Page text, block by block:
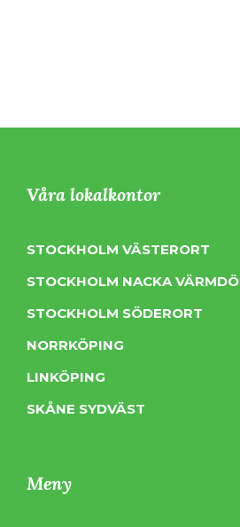
Våra lokalkontor
STOCKHOLM VÄSTERORT
STOCKHOLM NACKA VÄRMDÖ
STOCKHOLM SÖDERORT
NORRKÖPING
LINKÖPING
SKÅNE SYDVÄST
Meny